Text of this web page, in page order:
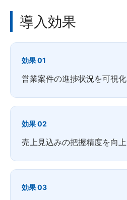
導入効果
効果 01
営業案件の進捗状況を可視化
効果 02
売上見込みの把握精度を向上
効果 03